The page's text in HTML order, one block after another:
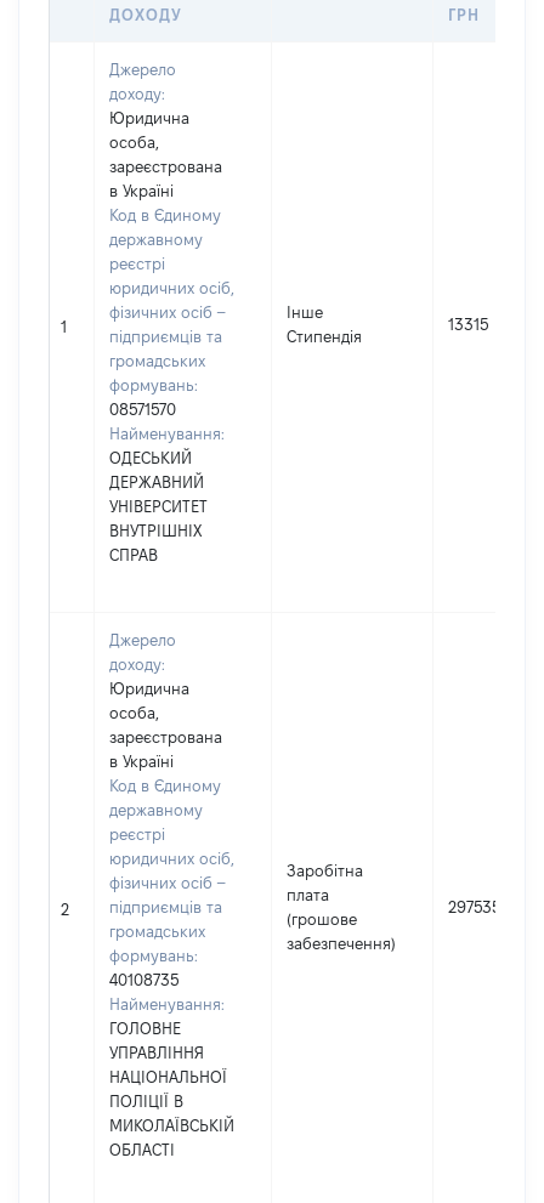
ДОХОДУ
ГРН
1
Джерело
доходу:
Юридична
особа,
зареєстрована
в Україні
Код в Єдиному
державному
реєстрі
юридичних осіб,
фізичних осіб –
підприємців та
громадських
формувань:
08571570
Найменування:
ОДЕСЬКИЙ
ДЕРЖАВНИЙ
УНІВЕРСИТЕТ
ВНУТРІШНІХ
СПРАВ
Інше
Стипендія
13315
2
Джерело
доходу:
Юридична
особа,
зареєстрована
в Україні
Код в Єдиному
державному
реєстрі
юридичних осіб,
фізичних осіб –
підприємців та
громадських
формувань:
40108735
Найменування:
ГОЛОВНЕ
УПРАВЛІННЯ
НАЦІОНАЛЬНОЇ
ПОЛІЦІЇ В
МИКОЛАЇВСЬКІЙ
ОБЛАСТІ
Заробітна
плата
(грошове
забезпечення)
297535